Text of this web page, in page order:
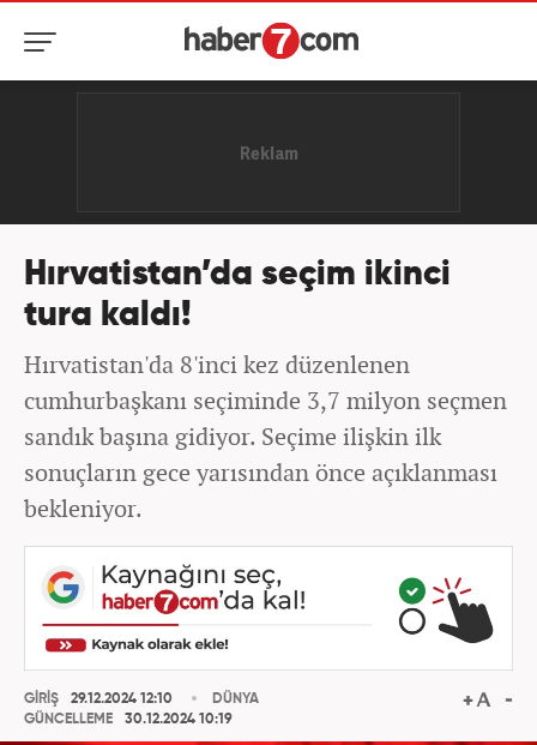
Hırvatistan’da seçim ikinci
tura kaldı!
Hırvatistan'da 8'inci kez düzenlenen
cumhurbaşkanı seçiminde 3,7 milyon seçmen
sandık başına gidiyor. Seçime ilişkin ilk
sonuçların gece yarısından önce açıklanması
bekleniyor.
GİRİŞ
29.12.2024 12:10
GÜNCELLEME
30.12.2024 10:19
DÜNYA